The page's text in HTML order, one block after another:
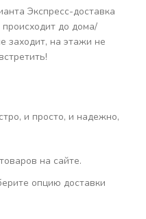
Экспресс-доставка
до дома/
заходит, на этажи не
и просто, и надежно,
на сайте.
опцию доставки